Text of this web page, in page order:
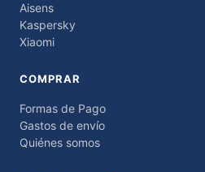
Aisens
Kaspersky
Xiaomi
COMPRAR
Formas de Pago
Gastos de envío
Quiénes somos